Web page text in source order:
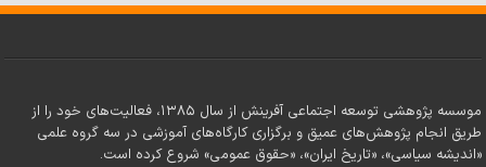
موسسه پژوهشی توسعه اجتماعی آفرینش از سال ۱۳۸۵، فعالیت‌های خود را از
طریق انجام پژوهش‌های عمیق و برگزاری کارگاه‌های آموزشی در سه گروه علمی
«اندیشه سیاسی»، «تاریخ ایران»، «حقوق عمومی» شروع کرده است.